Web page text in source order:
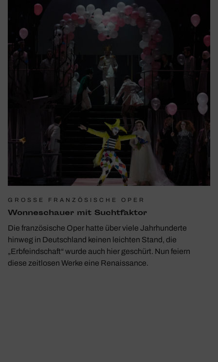
GROSSE FRANZÖSISCHE OPER
Wonne­schauer mit Sucht­faktor
Die französische Oper hatte über viele Jahrhunderte
hinweg in Deutschland keinen leichten Stand, die
„Erbfeindschaft“ wurde auch hier geschürt. Nun feiern
diese zeitlosen Werke eine Renaissance.